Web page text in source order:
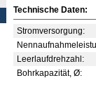
Technische Daten:
Stromversorgung:
Leerlaufdrehzahl:
Bohrkapazität, Ø: